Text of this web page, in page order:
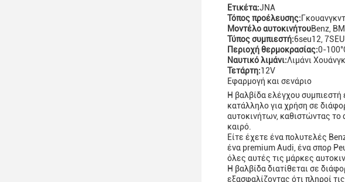
Ετικέτα:JNA
Τόπος προέλευσης:
Μοντέλο αυτοκινήτουBenz,
Τύπος συμπιεστή:6seu12,
Περιοχή θερμοκρασίας:0-
Ναυτικό λιμάνι:Λιμάνι
Τετάρτη:12V
Εφαρμογή και σενάριο
Η βαλβίδα ελέγχου συμπιεστή
κατάλληλο για χρήση σε
αυτοκινήτων, καθιστώντας το
καιρό.
Είτε έχετε ένα πολυτελές
ένα premium Audi, ένα σπορ
όλες αυτές τις μάρκες
Η βαλβίδα διατίθεται σε
εξασφαλίζοντας ότι πληροί